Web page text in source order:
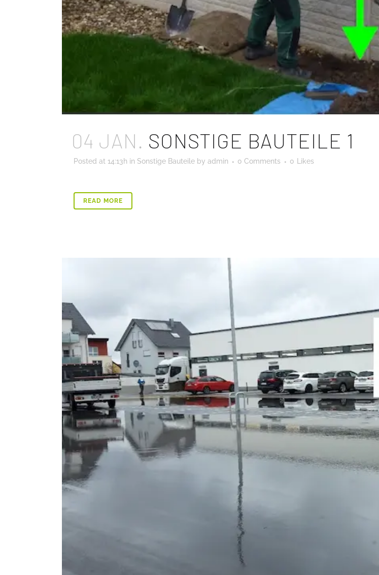
04 JAN. SONSTIGE BAUTEILE 1
Posted at 14:13h in Sonstige Bauteile by admin 0 Comments 0 Likes
READ MORE